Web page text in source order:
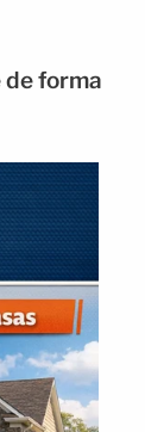
de forma